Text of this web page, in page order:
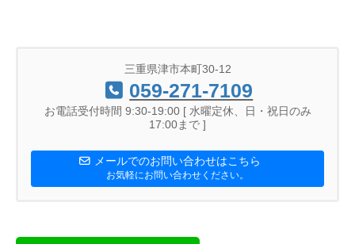
三重県津市本町30-12
059-271-7109
お電話受付時間 9:30-19:00 [ 水曜定休、日・祝日のみ
17:00まで ]
メールでのお問い合わせはこちら
お気軽にお問い合わせください。